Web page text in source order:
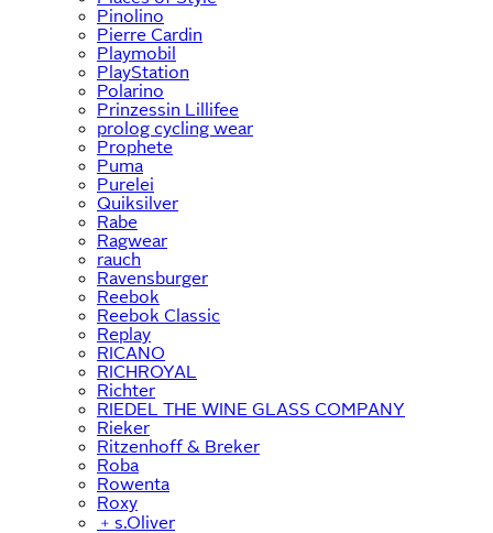
Pinolino
Pierre Cardin
Playmobil
PlayStation
Polarino
Prinzessin Lillifee
prolog cycling wear
Prophete
Puma
Purelei
Quiksilver
Rabe
Ragwear
rauch
Ravensburger
Reebok
Reebok Classic
Replay
RICANO
RICHROYAL
Richter
RIEDEL THE WINE GLASS COMPANY
Rieker
Ritzenhoff & Breker
Roba
Rowenta
Roxy
﹢ s.Oliver